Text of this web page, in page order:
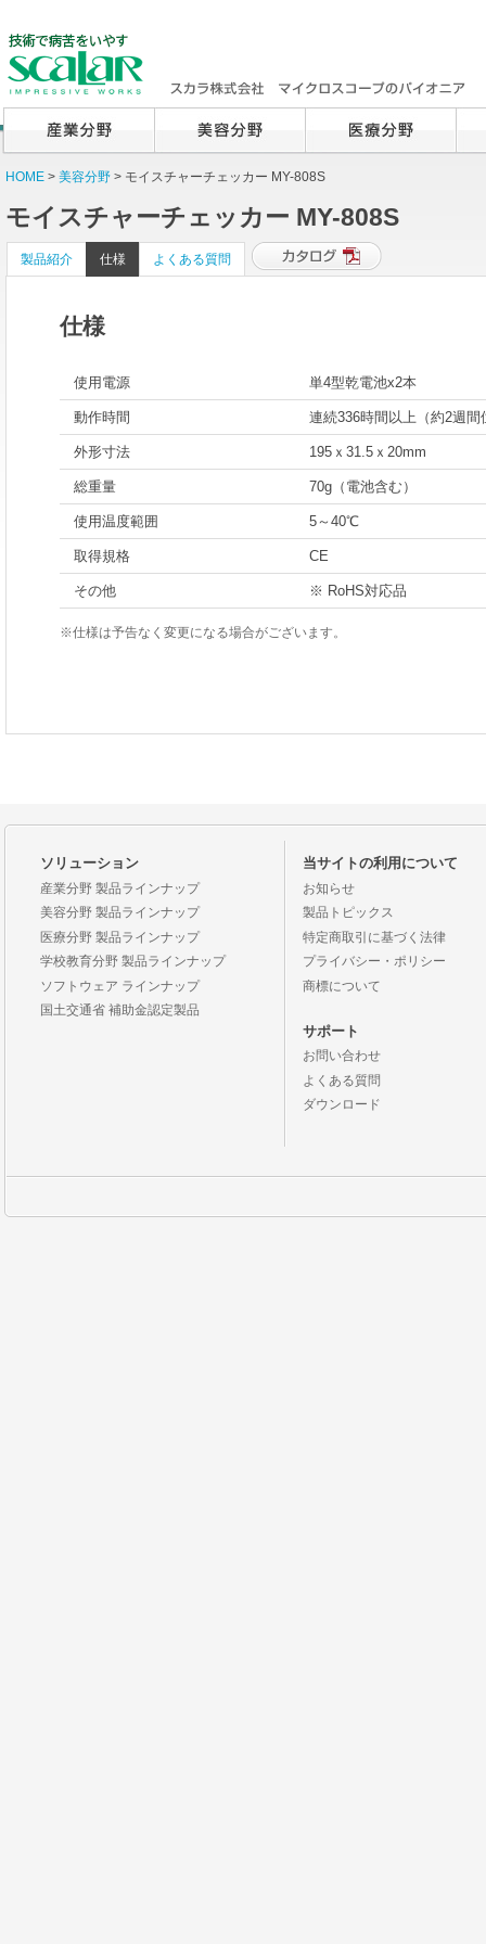
HOME > 美容分野 > モイスチャーチェッカー MY-808S
モイスチャーチェッカー MY-808S
仕様
使用電源 単4型乾電池x2本
動作時間 連続336時間以上（約2週
外形寸法 195ｘ31.5ｘ20mm
総重量 70g（電池含む）
使用温度範囲 5～40℃
取得規格 CE
その他 ※ RoHS対応品
※仕様は予告なく変更になる場合がございます。
製品紹介 仕様 よくある質問
ソリューション
産業分野 製品ラインナップ
美容分野 製品ラインナップ
医療分野 製品ラインナップ
学校教育分野 製品ラインナップ
ソフトウェア ラインナップ
国土交通省 補助金認定製品
当サイトの利用について
お知らせ
製品トピックス
特定商取引に基づく法律
プライバシー・ポリシー
商標について
サポート
お問い合わせ
よくある質問
ダウンロード